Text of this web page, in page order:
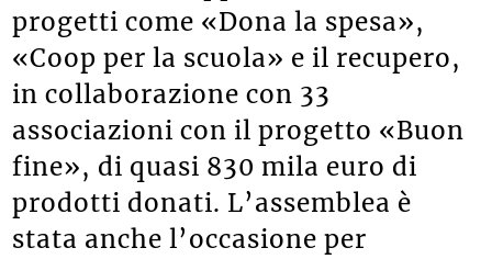
progetti come «Dona la spesa»,
«Coop per la scuola» e il recupero,
in collaborazione con 33
associazioni con il progetto «Buon
fine», di quasi 830 mila euro di
prodotti donati. L’assemblea è
stata anche l’occasione per